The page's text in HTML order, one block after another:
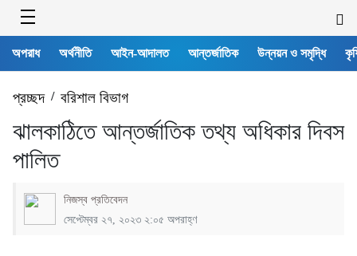
অপরাধ অর্থনীতি আইন-আদালত আন্তর্জাতিক উন্নয়ন ও সমৃদ্ধি
প্রচ্ছদ/ বরিশাল বিভাগ
ঝালকাঠিতে আন্তর্জাতিক তথ্য অধিকার দিবস
পালিত
নিজস্ব প্রতিবেদন
সেপ্টেম্বর ২৭, ২০২৩ ২:০৫ অপরাহ্ণ